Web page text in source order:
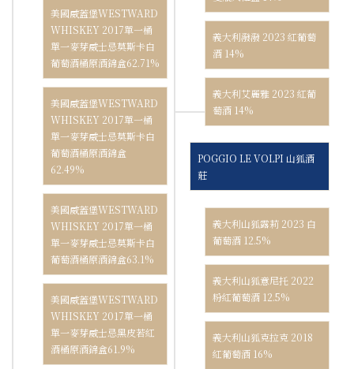
美國威蓋堡WESTWARD
WHISKEY 2017單一桶
單一麥芽威士忌莫斯卡白
葡萄酒桶原酒錦盒62.71%
美國威蓋堡WESTWARD
WHISKEY 2017單一桶
單一麥芽威士忌莫斯卡白
葡萄酒桶原酒錦盒
62.49%
美國威蓋堡WESTWARD
WHISKEY 2017單一桶
單一麥芽威士忌莫斯卡白
葡萄酒桶原酒錦盒63.1%
美國威蓋堡WESTWARD
WHISKEY 2017單一桶
單一麥芽威士忌黑皮若紅
酒桶原酒錦盒61.9%
義大利潑潑 2023 紅葡萄
酒 14%
義大利艾麗雅 2023 紅葡
萄酒 14%
POGGIO LE VOLPI 山狐酒
莊
義大利山狐露莉 2023 白
葡萄酒 12.5%
義大利山狐意尼托 2022
粉紅葡萄酒 12.5%
義大利山狐克拉克 2018
紅葡萄酒 16%